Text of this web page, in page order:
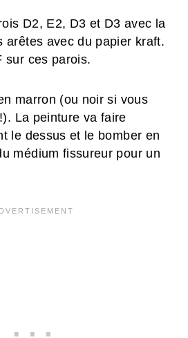
D2, E2, D3 et D3 avec la
arêtes avec du papier kraft.
sur ces parois.
marron (ou noir si vous
La peinture va faire
le dessus et le bomber en
médium fissureur pour un